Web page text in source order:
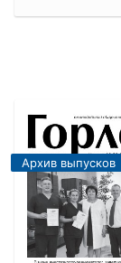
Архив выпусков